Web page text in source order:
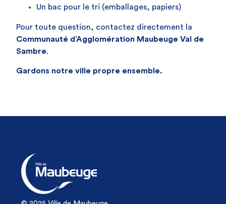
Un bac pour le tri (emballages, papiers)
Pour toute question, contactez directement la
Communauté d’Agglomération Maubeuge Val de
Sambre.
Gardons notre ville propre ensemble.